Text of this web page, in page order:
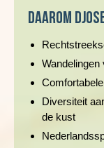
Daarom
Diversiteit
de kust